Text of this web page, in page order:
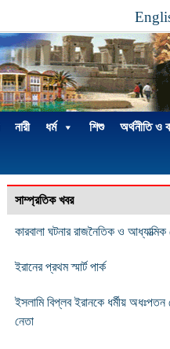
নারী ধর্ম শিশু অর্থনীতি ও
সাম্প্রতিক খবর
কারবালা ঘটনার রাজনৈতিক ও আধ্যাত্মিক
ইরানের প্রথম স্মার্ট পার্ক
ইসলামি বিপ্লব ইরানকে ধর্মীয় অধঃপতন
নেতা